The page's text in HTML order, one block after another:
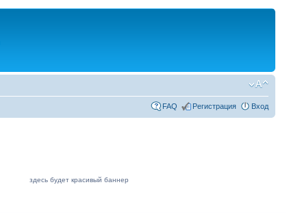
FAQ Регистрация Вход
здесь будет красивый баннер